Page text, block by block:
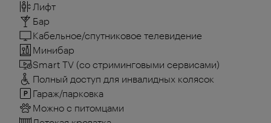
Лифт
Бар
Кабельное/спутниковое телевидение
Минибар
Smart TV (со стриминговыми сервисами)
Полный доступ для инвалидных колясок
Гараж/парковка
Можно с питомцами